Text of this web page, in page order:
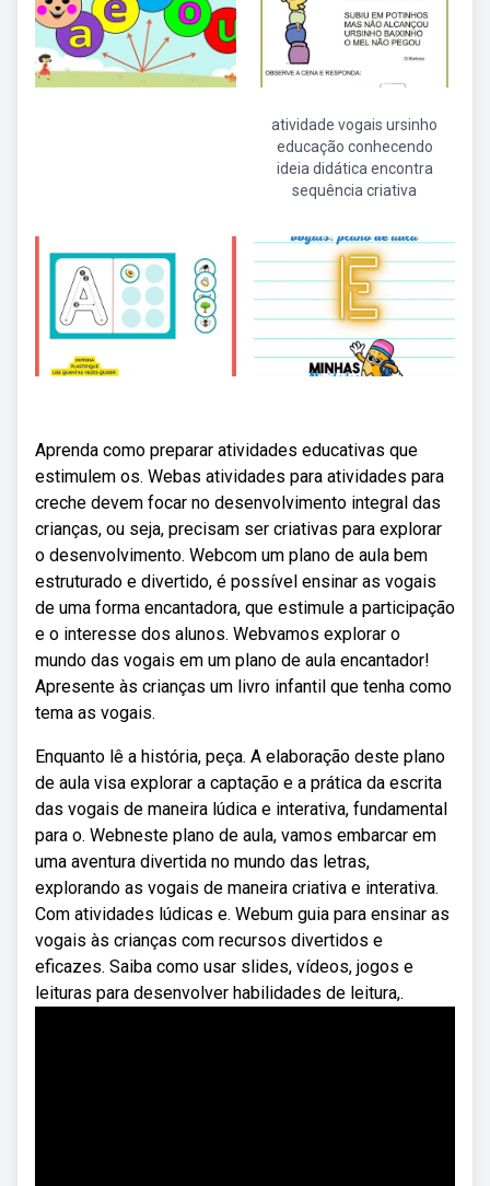
atividade vogais ursinho
educação conhecendo
ideia didática encontra
sequência criativa
Aprenda como preparar atividades educativas que
estimulem os. Webas atividades para atividades para
creche devem focar no desenvolvimento integral das
crianças, ou seja, precisam ser criativas para explorar
o desenvolvimento. Webcom um plano de aula bem
estruturado e divertido, é possível ensinar as vogais
de uma forma encantadora, que estimule a participação
e o interesse dos alunos. Webvamos explorar o
mundo das vogais em um plano de aula encantador!
Apresente às crianças um livro infantil que tenha como
tema as vogais.
Enquanto lê a história, peça. A elaboração deste plano
de aula visa explorar a captação e a prática da escrita
das vogais de maneira lúdica e interativa, fundamental
para o. Webneste plano de aula, vamos embarcar em
uma aventura divertida no mundo das letras,
explorando as vogais de maneira criativa e interativa.
Com atividades lúdicas e. Webum guia para ensinar as
vogais às crianças com recursos divertidos e
eficazes. Saiba como usar slides, vídeos, jogos e
leituras para desenvolver habilidades de leitura,.